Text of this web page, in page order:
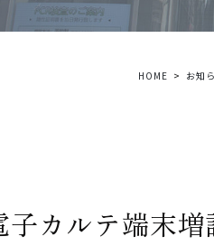
HOME お知
カルテ端末増